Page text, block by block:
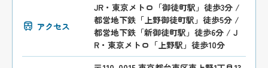
アクセス
JR・東京メトロ「御徒町駅」徒歩3分 /
都営地下鉄「上野御徒町駅」徒歩5分 /
都営地下鉄「新御徒町駅」徒歩6分 / J
R・東京メトロ「上野駅」徒歩10分